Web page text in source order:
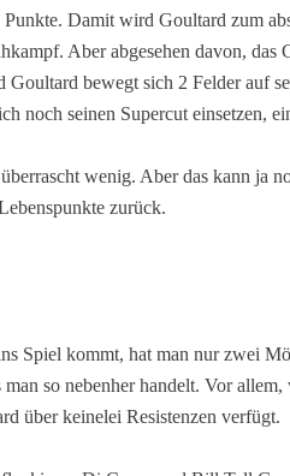
Damit wird Goultard zum
Aber abgesehen davon,
bewegt sich 2 Felder auf
noch seinen Supercut
wenig. Aber das kann ja
zurück.
Spiel kommt, hat man nur zwei
so nebenher handelt. Vor
über keinelei Resistenzen verfügt.